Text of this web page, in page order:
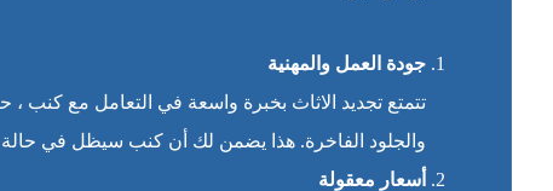
جودة العمل والمهنية
تتمتع تجديد الاثاث بخبرة واسعة في التعامل مع كنب
والجلود الفاخرة. هذا يضمن لك أن كنب سيظل في حالة
أسعار معقولة